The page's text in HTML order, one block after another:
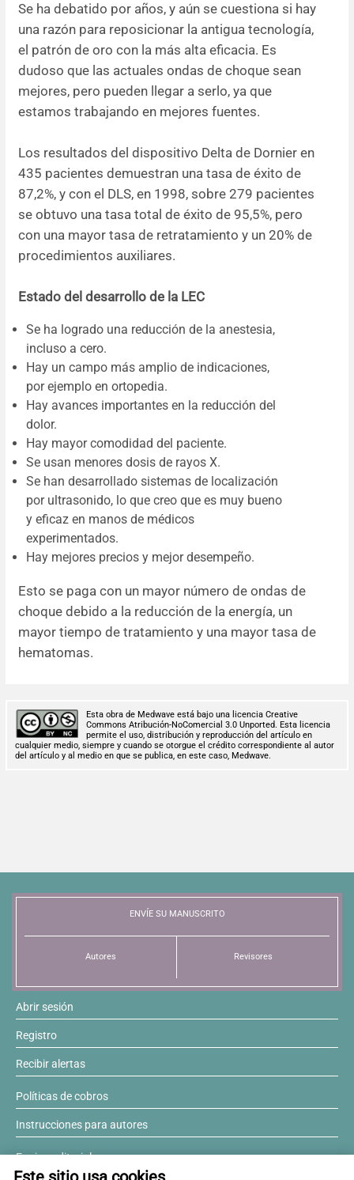
Se ha debatido por años, y aún se cuestiona si hay
una razón para reposicionar la antigua tecnología,
el patrón de oro con la más alta eficacia. Es
dudoso que las actuales ondas de choque sean
mejores, pero pueden llegar a serlo, ya que
estamos trabajando en mejores fuentes.
Los resultados del dispositivo Delta de Dornier en
435 pacientes demuestran una tasa de éxito de
87,2%, y con el DLS, en 1998, sobre 279 pacientes
se obtuvo una tasa total de éxito de 95,5%, pero
con una mayor tasa de retratamiento y un 20% de
procedimientos auxiliares.
Estado del desarrollo de la LEC
Se ha logrado una reducción de la anestesia,
incluso a cero.
Hay un campo más amplio de indicaciones,
por ejemplo en ortopedia.
Hay avances importantes en la reducción del
dolor.
Hay mayor comodidad del paciente.
Se usan menores dosis de rayos X.
Se han desarrollado sistemas de localización
por ultrasonido, lo que creo que es muy bueno
y eficaz en manos de médicos
experimentados.
Hay mejores precios y mejor desempeño.
Esto se paga con un mayor número de ondas de
choque debido a la reducción de la energía, un
mayor tiempo de tratamiento y una mayor tasa de
hematomas.
Esta obra de Medwave está bajo una licencia Creative
Commons Atribución-NoComercial 3.0 Unported. Esta licencia
permite el uso, distribución y reproducción del artículo en
cualquier medio, siempre y cuando se otorgue el crédito correspondiente al autor
del artículo y al medio en que se publica, en este caso, Medwave.
ENVÍE SU MANUSCRITO
Autores Revisores
Abrir sesión
Registro
Recibir alertas
Políticas de cobros
Instrucciones para autores
Equipo editorial